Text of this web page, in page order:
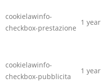
cookielawinfo-
checkbox-prestazione
1 year
cookielawinfo-
checkbox-pubblicita
1 year